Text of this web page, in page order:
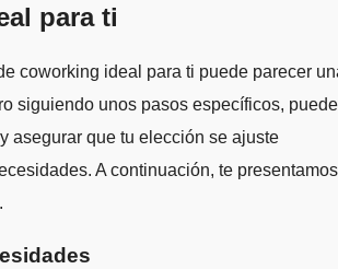
para ti
coworking ideal para ti puede parecer
siguiendo unos pasos específicos,
asegurar que tu elección se ajuste
A continuación, te presentamos